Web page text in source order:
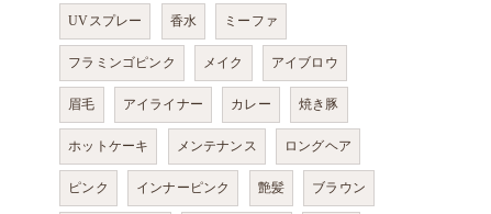
UVスプレー 香水 ミーファ
フラミンゴピンク メイク アイブロウ
眉毛 アイライナー カレー 焼き豚
ホットケーキ メンテナンス ロングヘア
ピンク インナーピンク 艶髪 ブラウン